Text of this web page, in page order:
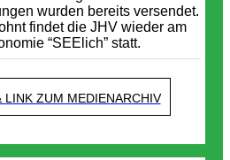
wurden bereits versendet.
findet die JHV wieder am
“SEElich” statt.
LINK ZUM MEDIENARCHIV